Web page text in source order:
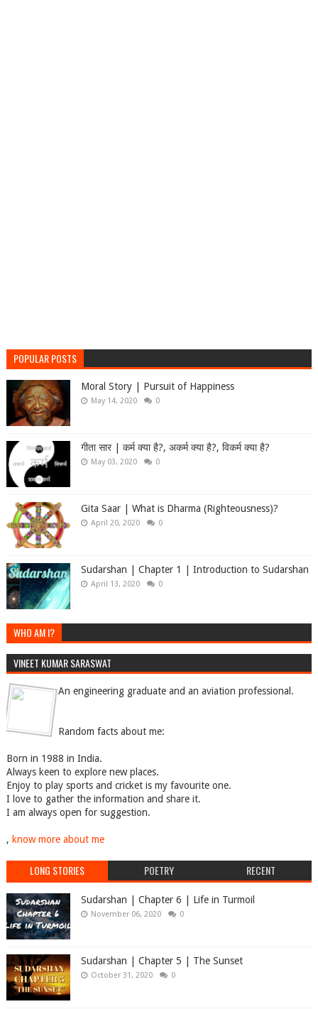
POPULAR POSTS
Moral Story | Pursuit of Happiness
May 14, 2020 0
गीता सार | कर्म क्या है?, अकर्म क्या है?, विकर्म क्या है?
May 03, 2020 0
Gita Saar | What is Dharma (Righteousness)?
April 20, 2020 0
Sudarshan | Chapter 1 | Introduction to Sudarshan
April 13, 2020 0
WHO AM I?
VINEET KUMAR SARASWAT
An engineering graduate and an aviation professional.
Random facts about me:
Born in 1988 in India.
Always keen to explore new places.
Enjoy to play sports and cricket is my favourite one.
I love to gather the information and share it.
I am always open for suggestion.
, know more about me
LONG STORIES POETRY RECENT
Sudarshan | Chapter 6 | Life in Turmoil
November 06, 2020 0
Sudarshan | Chapter 5 | The Sunset
October 31, 2020 0